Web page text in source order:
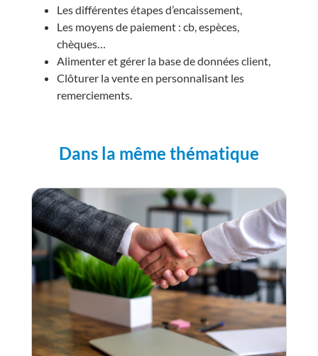
Les différentes étapes d’encaissement,
Les moyens de paiement : cb, espèces,
chèques…
Alimenter et gérer la base de données client,
Clôturer la vente en personnalisant les
remerciements.
Dans la même thématique